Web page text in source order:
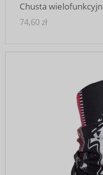
Chusta
74,60 zł